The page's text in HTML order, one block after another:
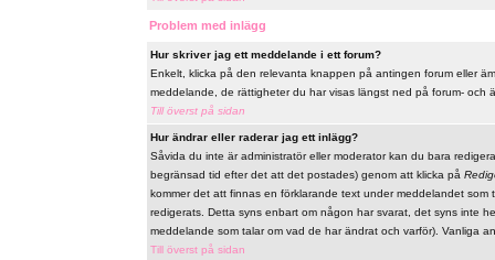
Problem med inlägg
Hur skriver jag ett meddelande i ett forum?
Enkelt, klicka på den relevanta knappen på antingen forum eller
meddelande, de rättigheter du har visas längst ned på forum- och
Till överst på sidan
Hur ändrar eller raderar jag ett inlägg?
Såvida du inte är administratör eller moderator kan du bara
begränsad tid efter det att det postades) genom att klicka på
kommer det att finnas en förklarande text under meddelandet
redigerats. Detta syns enbart om någon har svarat, det syns inte
meddelande som talar om vad de har ändrat och varför). Vanliga
Till överst på sidan